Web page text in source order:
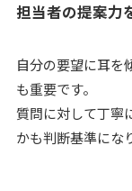
担当者の提案力
自分の要望に耳を
も重要です。
質問に対して丁寧
かも判断基準にな